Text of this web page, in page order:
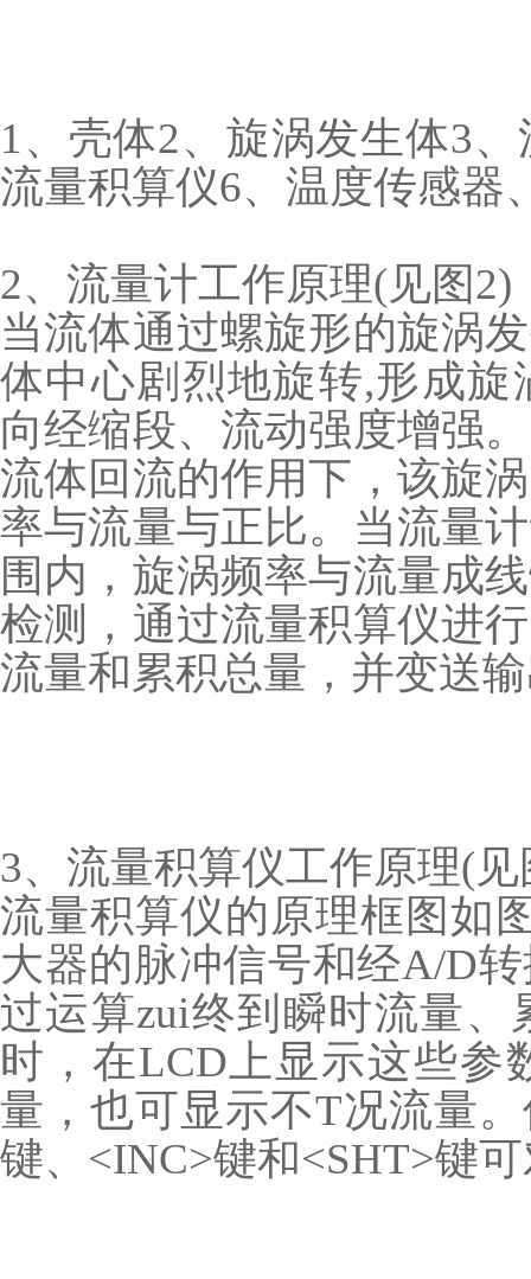
1、壳体2、旋涡发生体3
流量积算仪6、温度传感器
2、流量计工作原理(见图2)
当流体通过螺旋形的旋涡
体中心剧烈地旋转,形成
向经缩段、流动强度增强
流体回流的作用下，该旋
率与流量与正比。当流量
围内，旋涡频率与流量成
检测，通过流量积算仪进
流量和累积总量，并变送
3、流量积算仪工作原理(见
流量积算仪的原理框图如
大器的脉冲信号和经A/D
过运算zui终到瞬时流量
时，在LCD上显示这些参
量，也可显示不T况流量
键、<INC>键和<SHT>键